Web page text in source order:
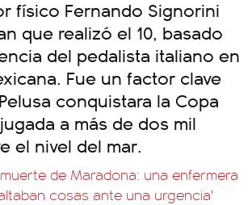
físico Fernando Signorini
que realizó el 10, basado
del pedalista italiano en
Fue un factor clave
conquistara la Copa
a más de dos mil
el nivel del mar.
de Maradona: una enfermera
cosas ante una urgencia'